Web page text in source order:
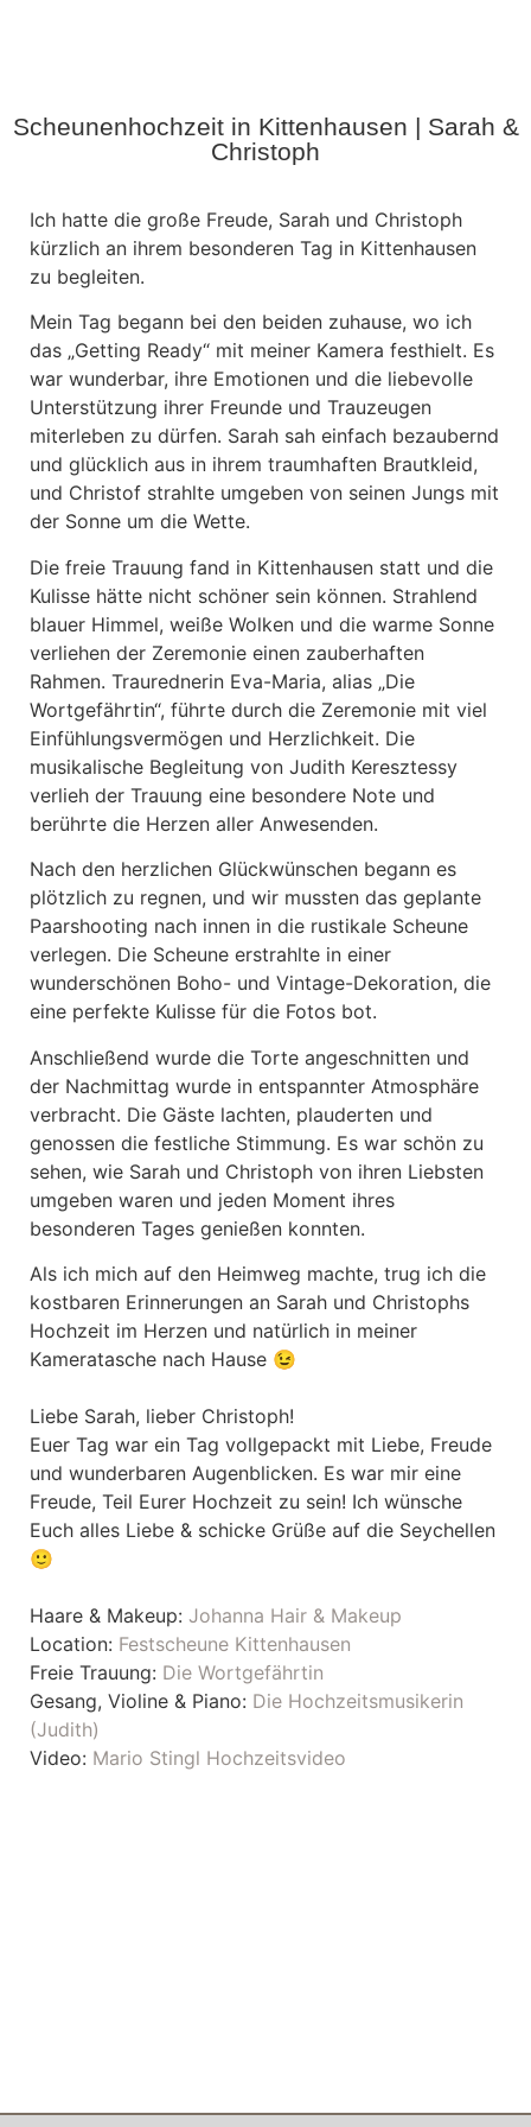
Scheunenhochzeit in Kittenhausen | Sarah &
Christoph
Ich hatte die große Freude, Sarah und Christoph
kürzlich an ihrem besonderen Tag in Kittenhausen
zu begleiten.
Mein Tag begann bei den beiden zuhause, wo ich
das „Getting Ready“ mit meiner Kamera festhielt. Es
war wunderbar, ihre Emotionen und die liebevolle
Unterstützung ihrer Freunde und Trauzeugen
miterleben zu dürfen. Sarah sah einfach bezaubernd
und glücklich aus in ihrem traumhaften Brautkleid,
und Christof strahlte umgeben von seinen Jungs mit
der Sonne um die Wette.
Die freie Trauung fand in Kittenhausen statt und die
Kulisse hätte nicht schöner sein können. Strahlend
blauer Himmel, weiße Wolken und die warme Sonne
verliehen der Zeremonie einen zauberhaften
Rahmen. Traurednerin Eva-Maria, alias „Die
Wortgefährtin“, führte durch die Zeremonie mit viel
Einfühlungsvermögen und Herzlichkeit. Die
musikalische Begleitung von Judith Keresztessy
verlieh der Trauung eine besondere Note und
berührte die Herzen aller Anwesenden.
Nach den herzlichen Glückwünschen begann es
plötzlich zu regnen, und wir mussten das geplante
Paarshooting nach innen in die rustikale Scheune
verlegen. Die Scheune erstrahlte in einer
wunderschönen Boho- und Vintage-Dekoration, die
eine perfekte Kulisse für die Fotos bot.
Anschließend wurde die Torte angeschnitten und
der Nachmittag wurde in entspannter Atmosphäre
verbracht. Die Gäste lachten, plauderten und
genossen die festliche Stimmung. Es war schön zu
sehen, wie Sarah und Christoph von ihren Liebsten
umgeben waren und jeden Moment ihres
besonderen Tages genießen konnten.
Als ich mich auf den Heimweg machte, trug ich die
kostbaren Erinnerungen an Sarah und Christophs
Hochzeit im Herzen und natürlich in meiner
Kameratasche nach Hause 😉
Liebe Sarah, lieber Christoph!
Euer Tag war ein Tag vollgepackt mit Liebe, Freude
und wunderbaren Augenblicken. Es war mir eine
Freude, Teil Eurer Hochzeit zu sein! Ich wünsche
Euch alles Liebe & schicke Grüße auf die Seychellen
🙂
Haare & Makeup: Johanna Hair & Makeup
Location: Festscheune Kittenhausen
Freie Trauung: Die Wortgefährtin
Gesang, Violine & Piano: Die Hochzeitsmusikerin
(Judith)
Video: Mario Stingl Hochzeitsvideo